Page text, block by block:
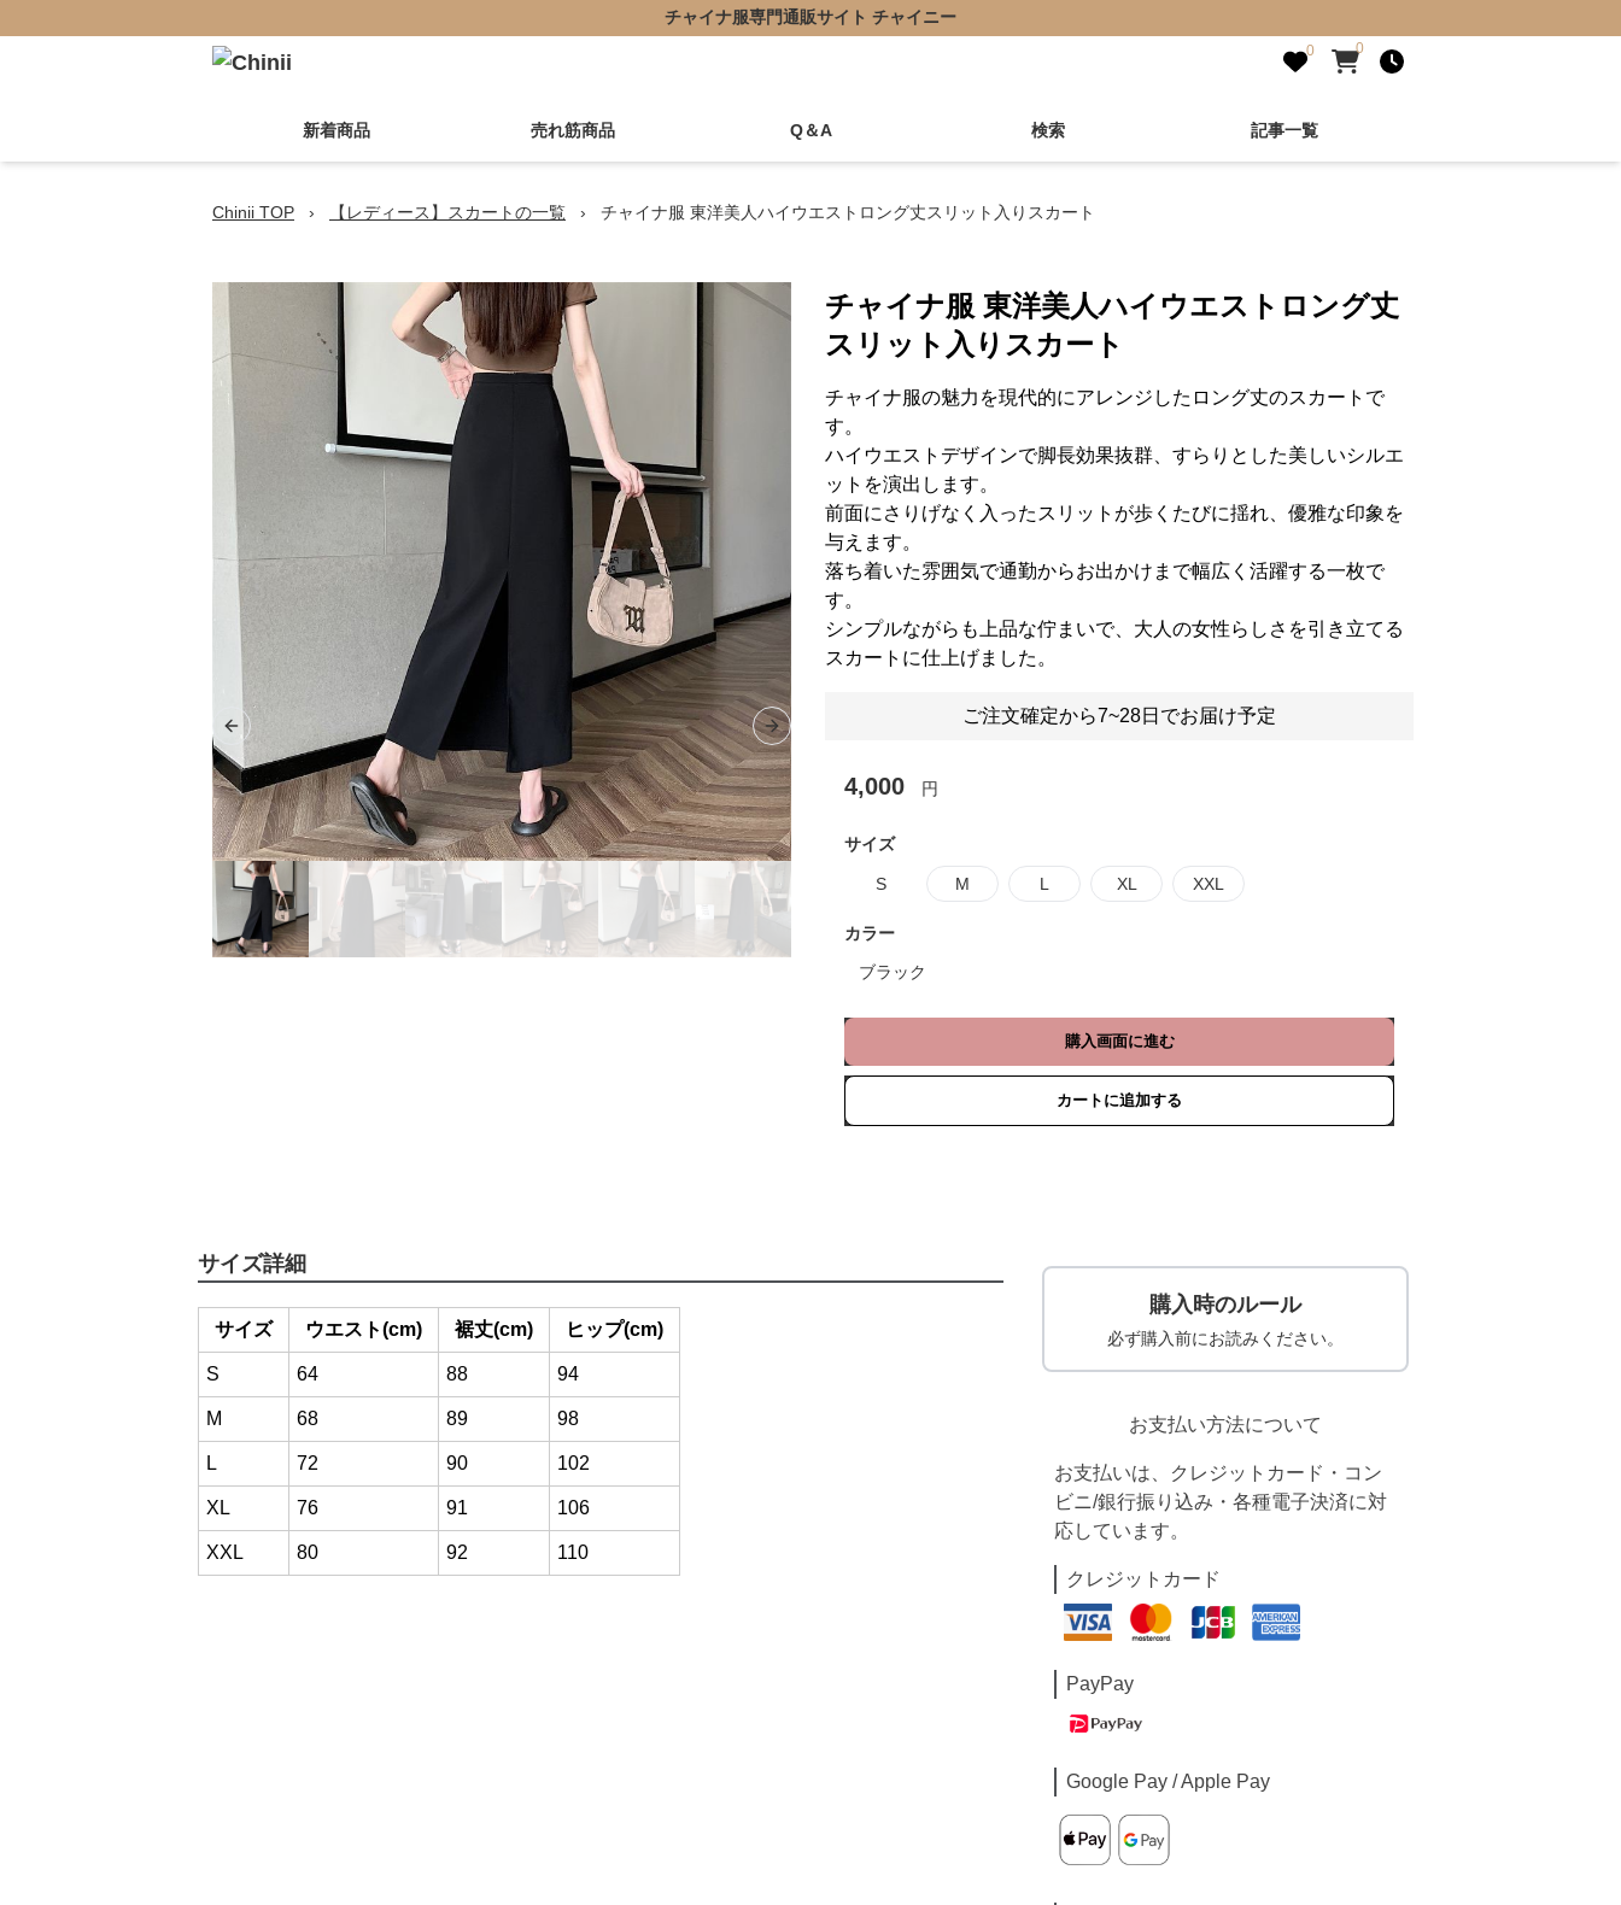
チャイナ服専門通販サイト チャイニー
0 0
新着商品 売れ筋商品 Q＆A 検索 記事一覧
Chinii TOP › 【レディース】スカートの一覧 › チャイナ服 東洋美人ハイウエストロング丈スリット入りスカート
Previous slide Next slide
チャイナ服 東洋美人ハイウエストロング丈
スリット入りスカート
チャイナ服の魅力を現代的にアレンジしたロング丈のスカートで
す。
ハイウエストデザインで脚長効果抜群、すらりとした美しいシルエ
ットを演出します。
前面にさりげなく入ったスリットが歩くたびに揺れ、優雅な印象を
与えます。
落ち着いた雰囲気で通勤からお出かけまで幅広く活躍する一枚で
す。
シンプルながらも上品な佇まいで、大人の女性らしさを引き立てる
スカートに仕上げました。
ご注文確定から7~28日でお届け予定
4,000 円
サイズ
S M L XL XXL
カラー
ブラック
購入画面に進む
カートに追加する
サイズ詳細
サイズ ウエスト(cm) 裾丈(cm) ヒップ(cm)
S 64 88 94
M 68 89 98
L 72 90 102
XL 76 91 106
XXL 80 92 110
購入時のルール
必ず購入前にお読みください。
お支払い方法について
お支払いは、クレジットカード・コン
ビニ/銀行振り込み・各種電子決済に対
応しています。
クレジットカード
PayPay
Google Pay / Apple Pay